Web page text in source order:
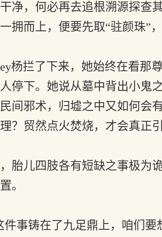
净，何必再去追根溯源探查
拥而上，便要先取“驻颜珠”，
杨拦了下来，她始终在看那
停下。她说从墓中背出小鬼
间邪术，归墟之中又如何会
？贸然点火焚烧，才会真正引
胎儿四肢各有短缺之事极为
。
事铸在了九足鼎上，咱们